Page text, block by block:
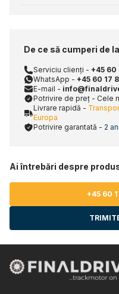
De ce să cumperi de
Serviciu clienți - +45 60
WhatsApp - +45 60 17
E-mail -
Potrivire de preț - Cele
Livrare rapidă -
Europa
Potrivire garantată - 2
Ai întrebări despre
+45 60